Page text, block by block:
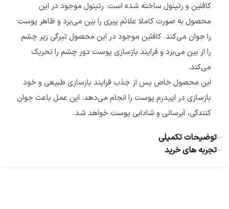
کافئین و رتینول ساخته شده است. رتینول موجود در این
محصول به صورت کاملا علائم پیری را بین می‌برد و ظاهر پوست
را جوان می‌کند. کافئین موجود در این محصول تیرگی زیر چشم
را از بین می‌برد و فرایند بازسازی پوست دور چشم را تحریک
می‌کند.
این محصول خاص پس از جذب فرایند بازسازی طبیعی و خود
بازسازی در اپیدرم پوست را انجام می‌دهد. این عمل باعث جوان
کنندگی، آبرسانی و شادابی پوست خواهد شد.
توضیحات تکمیلی
تجربه های خرید